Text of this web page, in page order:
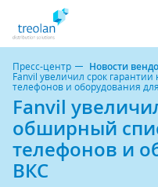
Пресс-центр Новости
Fanvil увеличил срок
телефонов и оборудования
Fanvil
обширный
телефонов и
ВКС